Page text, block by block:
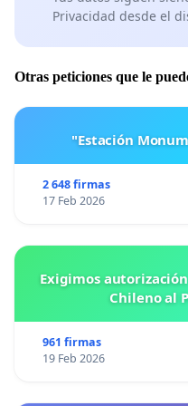
Ayuntamiento de
Privacidad desde el
Otras peticiones que le
"Estación
2 648 firmas
17 Feb 2026
Exigimos
Chileno al
961 firmas
19 Feb 2026